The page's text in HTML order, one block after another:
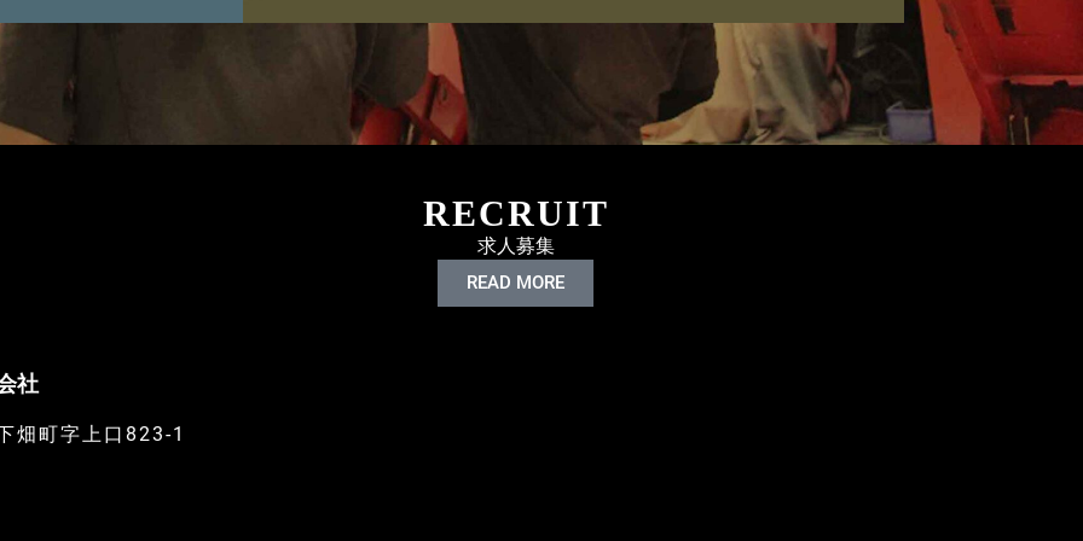
社
畑町字上口823-1
RECRUIT
求人募集
READ MORE